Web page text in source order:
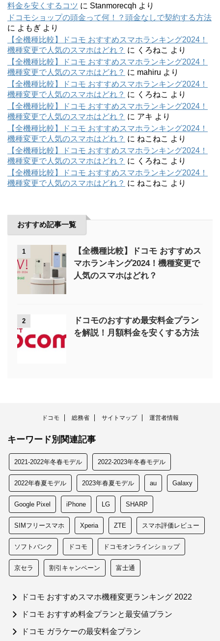
料金を安くするコツ に Stanmorecqh より
ドコモショップの頭金って何！？頭金なしで契約する方法
に よもぎ より
【全機種比較】ドコモ おすすめスマホランキング2024！
機種変更で人気のスマホはどれ？ に くろねこ より
【全機種比較】ドコモ おすすめスマホランキング2024！
機種変更で人気のスマホはどれ？ に mahiru より
【全機種比較】ドコモ おすすめスマホランキング2024！
機種変更で人気のスマホはどれ？ に くろねこ より
【全機種比較】ドコモ おすすめスマホランキング2024！
機種変更で人気のスマホはどれ？ に アキ より
【全機種比較】ドコモ おすすめスマホランキング2024！
機種変更で人気のスマホはどれ？ に ねこねこ より
【全機種比較】ドコモ おすすめスマホランキング2024！
機種変更で人気のスマホはどれ？ に くろねこ より
【全機種比較】ドコモ おすすめスマホランキング2024！
機種変更で人気のスマホはどれ？ に ねこねこ より
おすすめ記事一覧
1
【全機種比較】ドコモ おすすめス
マホランキング2024！機種変更で
人気のスマホはどれ？
2
ドコモのおすすめ最安料金プラン
を解説！月額料金を安くする方法
ドコモ 総務省 サイトマップ 運営者情報
キーワード別関連記事
2021-2022年冬春モデル 2022-2023年冬春モデル
2022年春夏モデル 2023年春夏モデル au Galaxy
Google Pixel iPhone LG SHARP
SIMフリースマホ Xperia ZTE スマホ評価レビュー
ソフトバンク ドコモ ドコモオンラインショップ
京セラ 割引キャンペーン 富士通
ドコモ おすすめスマホ機種変更ランキング 2022
ドコモ おすすめ料金プランと最安値プラン
ドコモ ガラケーの最安料金プラン